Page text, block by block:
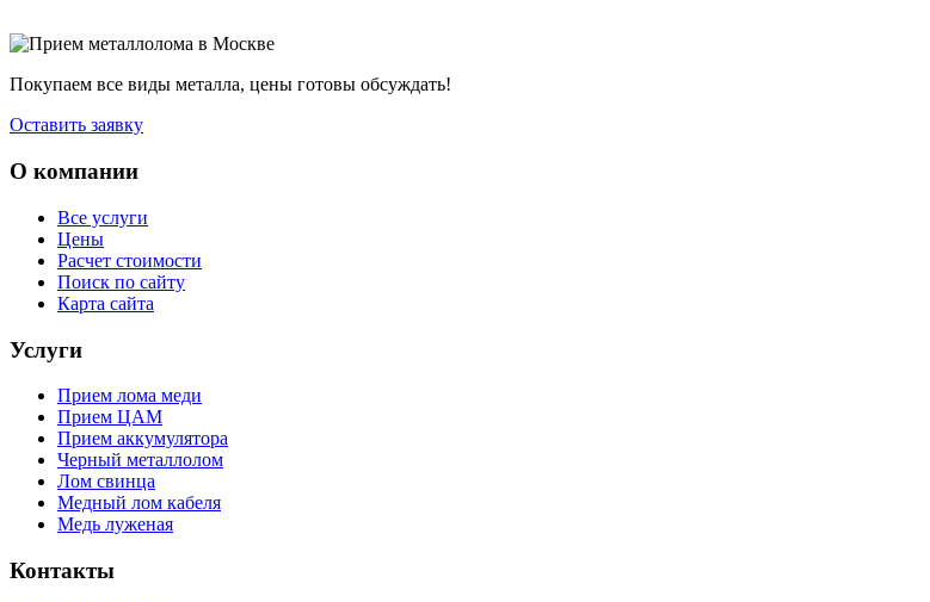
Покупаем все виды металла, цены готовы обсуждать!
Оставить заявку
О компании
Все услуги
Цены
Расчет стоимости
Поиск по сайту
Карта сайта
Услуги
Прием лома меди
Прием ЦАМ
Прием аккумулятора
Черный металлолом
Лом свинца
Медный лом кабеля
Медь луженая
Контакты